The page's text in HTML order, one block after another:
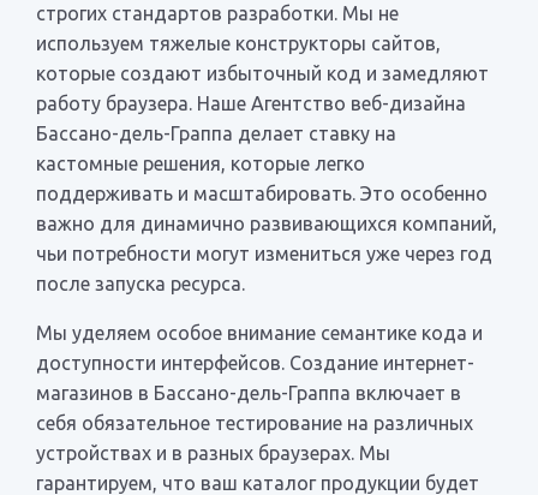
строгих стандартов разработки. Мы не
используем тяжелые конструкторы сайтов,
которые создают избыточный код и замедляют
работу браузера. Наше Агентство веб-дизайна
Бассано-дель-Граппа делает ставку на
кастомные решения, которые легко
поддерживать и масштабировать. Это особенно
важно для динамично развивающихся компаний,
чьи потребности могут измениться уже через год
после запуска ресурса.
Мы уделяем особое внимание семантике кода и
доступности интерфейсов. Создание интернет-
магазинов в Бассано-дель-Граппа включает в
себя обязательное тестирование на различных
устройствах и в разных браузерах. Мы
гарантируем, что ваш каталог продукции будет